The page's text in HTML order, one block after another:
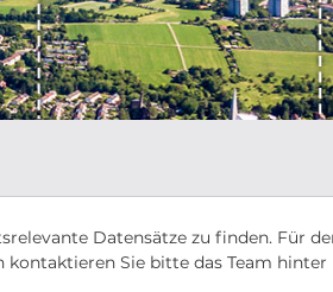
Datensätze zu finden. Für
Sie bitte das Team